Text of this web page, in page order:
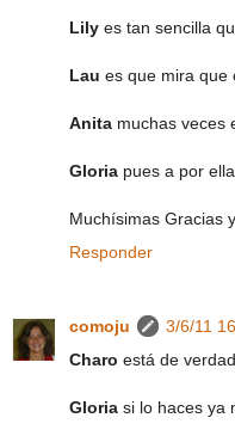
Lily es tan sencilla
Lau es que mira que
Anita muchas veces
Gloria pues a por
Muchísimas Gracias
Responder
comoju
3/6/11
Charo está de
Gloria si lo haces ya